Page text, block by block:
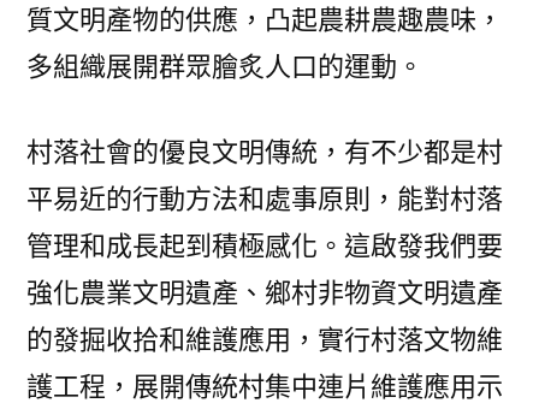
質文明產物的供應，凸起農耕農趣農味，
多組織展開群眾膾炙人口的運動。
村落社會的優良文明傳統，有不少都是村
平易近的行動方法和處事原則，能對村落
管理和成長起到積極感化。這啟發我們要
強化農業文明遺產、鄉村非物資文明遺產
的發掘收拾和維護應用，實行村落文物維
護工程，展開傳統村集中連片維護應用示